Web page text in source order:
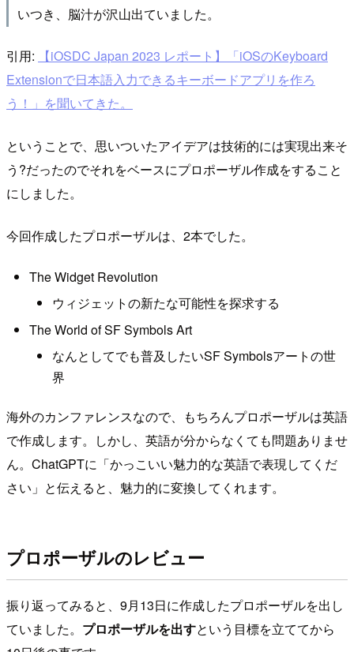
いつき、脳汁が沢山出ていました。
引用:
【iOSDC Japan 2023 レポート】「iOSのKeyboard
Extensionで日本語入力できるキーボードアプリを作ろ
う！」を聞いてきた。
ということで、思いついたアイデアは技術的には実現出来そ
う?だったのでそれをベースにプロポーザル作成をすること
にしました。
今回作成したプロポーザルは、2本でした。
The Widget Revolution
ウィジェットの新たな可能性を探求する
The World of SF Symbols Art
なんとしてでも普及したいSF Symbolsアートの世
界
海外のカンファレンスなので、もちろんプロポーザルは英語
で作成します。しかし、英語が分からなくても問題ありませ
ん。ChatGPTに「かっこいい魅力的な英語で表現してくだ
さい」と伝えると、魅力的に変換してくれます。
プロポーザルのレビュー
振り返ってみると、9月13日に作成したプロポーザルを出し
ていました。 プロポーザルを出すという目標を立ててから